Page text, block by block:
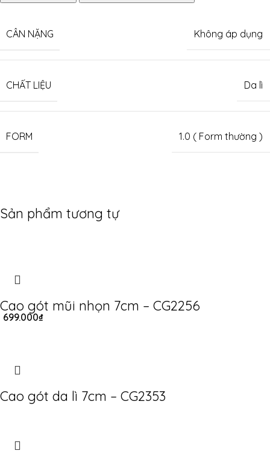
CÂN NẶNG Không áp dụng
CHẤT LIỆU Da lì
FORM 1.0 ( Form thường )
Sản phẩm tương tự
Cao gót mũi nhọn 7cm – CG2256
699.000₫
Cao gót da lì 7cm – CG2353